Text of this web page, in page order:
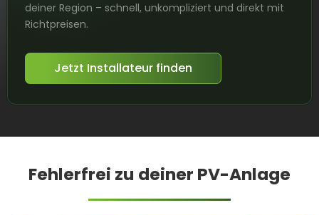
deiner Region – schnell, unkompliziert und direkt mit
Richtpreisen.
Jetzt Installateur finden
Fehlerfrei zu deiner PV-Anlage